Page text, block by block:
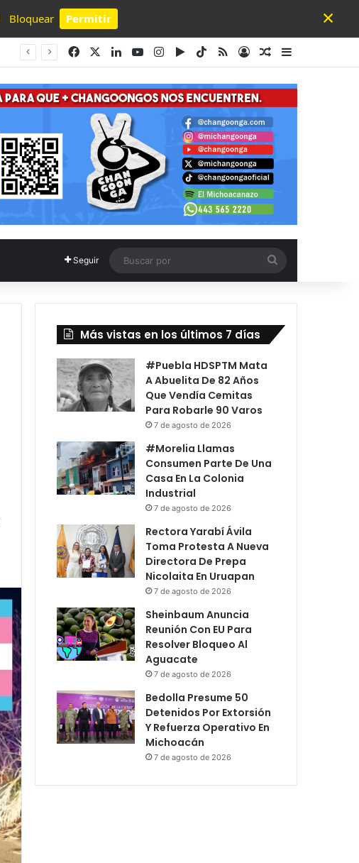
Bloquear Permitir
Powered by SendPulse
×
FacebookLinkedInYouTubeInstagram
Google Play
TikTok
RSSAccesoPublicación al
Barra lateral
Seguir
por
Más vistas en los últimos 7 días
#Puebla HDSPTM Mata
A Abuelita De 82 Años
Que Vendía Cemitas
Para Robarle 90 Varos
7 de agosto de 2026
#Morelia Llamas
Consumen Parte De Una
Casa En La Colonia
Industrial
7 de agosto de 2026
Rectora Yarabí Ávila
Toma Protesta A Nueva
Directora De Prepa
Nicolaita En Uruapan
7 de agosto de 2026
Sheinbaum Anuncia
Reunión Con EU Para
Resolver Bloqueo Al
Aguacate
7 de agosto de 2026
Bedolla Presume 50
Detenidos Por Extorsión
Y Refuerza Operativo En
Michoacán
7 de agosto de 2026